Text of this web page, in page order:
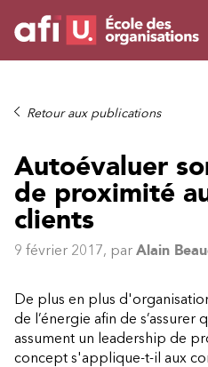
Formations
Sur mesure
À propos
Ressources
Retour aux publications
Autoévaluer
de proximité
clients
9 février 2017, par Alain
De plus en plus
de l’énergie afin de s’assurer
assument un leadership de
concept s'applique-t-il aux